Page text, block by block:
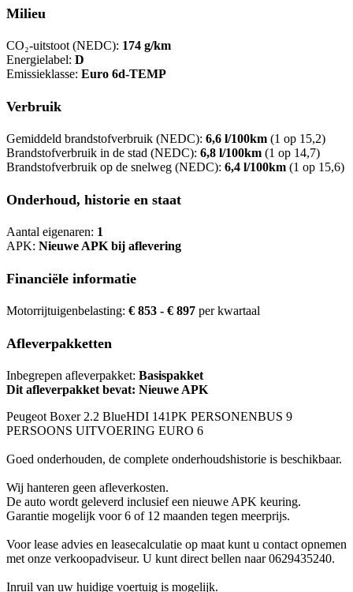
Milieu
CO₂-uitstoot (NEDC): 174 g/km
Energielabel: D
Emissieklasse: Euro 6d-TEMP
Verbruik
Gemiddeld brandstofverbruik (NEDC): 6,6 l/100km (1 op 15,2)
Brandstofverbruik in de stad (NEDC): 6,8 l/100km (1 op 14,7)
Brandstofverbruik op de snelweg (NEDC): 6,4 l/100km (1 op 15,6)
Onderhoud, historie en staat
Aantal eigenaren: 1
APK: Nieuwe APK bij aflevering
Financiële informatie
Motorrijtuigenbelasting: € 853 - € 897 per kwartaal
Afleverpakketten
Inbegrepen afleverpakket: Basispakket
Dit afleverpakket bevat: Nieuwe APK
Peugeot Boxer 2.2 BlueHDI 141PK PERSONENBUS 9
PERSOONS UITVOERING EURO 6
Goed onderhouden, de complete onderhoudshistorie is beschikbaar.
Wij hanteren geen afleverkosten.
De auto wordt geleverd inclusief een nieuwe APK keuring.
Garantie mogelijk voor 6 of 12 maanden tegen meerprijs.
Voor lease advies en leasecalculatie op maat kunt u contact opnemen
met onze verkoopadviseur. U kunt direct bellen naar 0629435240.
Inruil van uw huidige voertuig is mogelijk.